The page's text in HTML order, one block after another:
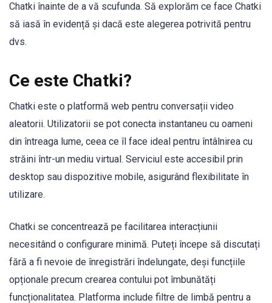
Chatki înainte de a vă scufunda. Să explorăm ce face Chatki
să iasă în evidență și dacă este alegerea potrivită pentru
dvs.
Ce este Chatki?
Chatki este o platformă web pentru conversații video
aleatorii. Utilizatorii se pot conecta instantaneu cu oameni
din întreaga lume, ceea ce îl face ideal pentru întâlnirea cu
străini într-un mediu virtual. Serviciul este accesibil prin
desktop sau dispozitive mobile, asigurând flexibilitate în
utilizare.
Chatki se concentrează pe facilitarea interacțiunii
necesitând o configurare minimă. Puteți începe să discutați
fără a fi nevoie de înregistrări îndelungate, deși funcțiile
opționale precum crearea contului pot îmbunătăți
funcționalitatea. Platforma include filtre de limbă pentru a